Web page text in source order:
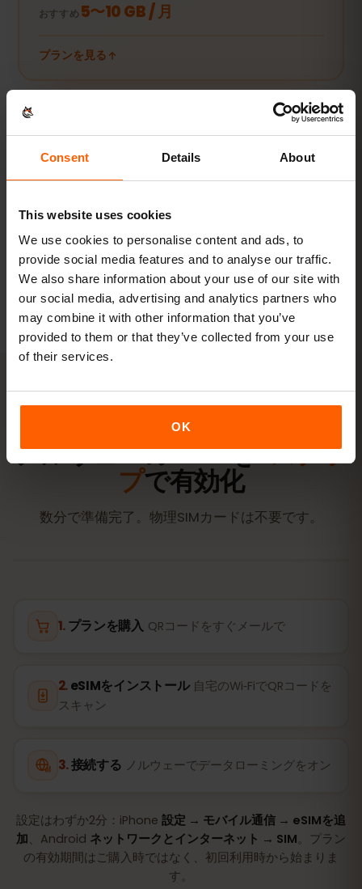
Consent Details About
This website uses cookies
We use cookies to personalise content and ads, to
provide social media features and to analyse our traffic.
We also share information about your use of our site with
our social media, advertising and analytics partners who
may combine it with other information that you’ve
provided to them or that they’ve collected from your use
of their services.
OK
おすすめ 5〜10 GB / 月
プランを見る
おすすめ20 GB以上または無制限
プランを見る
数値はすべて目安です。実際の使用量は端末やアプリの設定、使い方
によって異なります。
ノルウェーのeSIMを3ステッ
プで有効化
数分で準備完了。物理SIMカードは不要です。
プランを購入 QRコードをすぐメールで
eSIMをインストール 自宅のWi‑FiでQRコードを
スキャン
接続する ノルウェーでデータローミングをオン
設定はわずか2分：iPhone 設定 → モバイル通信 → eSIMを追
加、Android ネットワークとインターネット → SIM 。プラン
の有効期間はご購入時ではなく、初回利用時から始まりま
す。